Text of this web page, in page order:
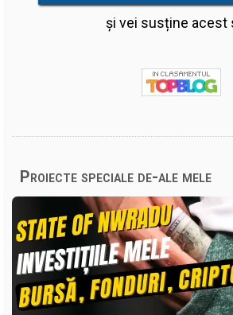
și vei susține acest
Proiecte speciale de-ale mele